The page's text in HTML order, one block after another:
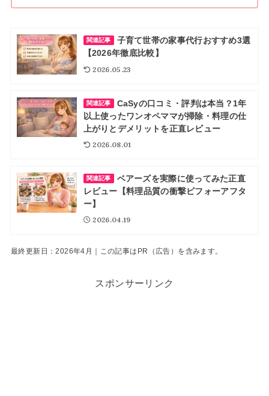
関連記事
子育て世帯の家事代行おすすめ3選
【2026年徹底比較】
2026.05.23
関連記事
CaSyの口コミ・評判は本当？1年
以上使ったワンオペママが掃除・料理の仕
上がりとデメリットを正直レビュー
2026.08.01
関連記事
ベアーズを実際に使ってみた正直
レビュー【料理品質の衝撃ビフォーアフタ
ー】
2026.04.19
最終更新日：2026年4月｜この記事はPR（広告）を含みます。
スポンサーリンク